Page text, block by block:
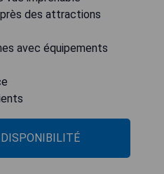
des attractions
avec équipements